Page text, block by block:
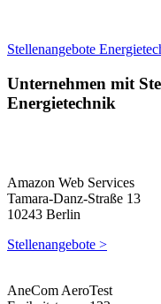
Stellenangebote
Unternehmen mit
Energietechnik
Amazon Web Services
Tamara-Danz-Straße 13
10243 Berlin
Stellenangebote >
AneCom AeroTest